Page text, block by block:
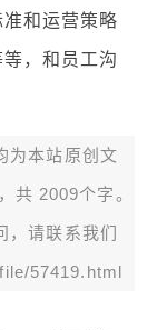
和运营策略
，和员工沟
为本站原创文
共 2009个字。
，请联系我们
57419.html